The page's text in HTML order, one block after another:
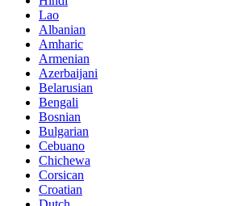
Lao
Albanian
Amharic
Armenian
Azerbaijani
Belarusian
Bengali
Bosnian
Bulgarian
Cebuano
Chichewa
Corsican
Croatian